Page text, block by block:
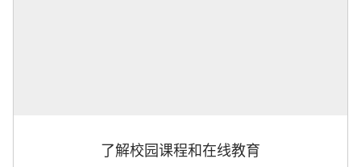
了解校园课程和在线教育